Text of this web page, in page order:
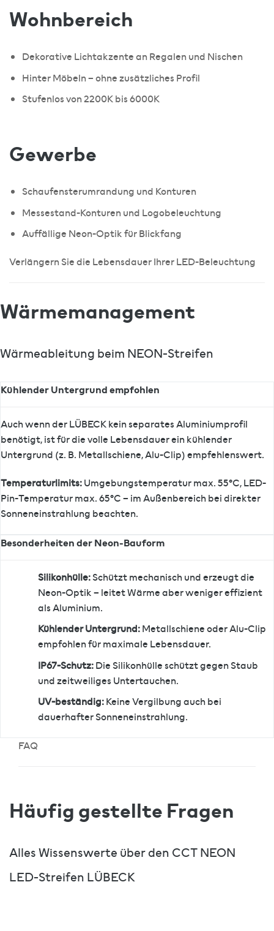
Wohnbereich
Dekorative Lichtakzente an Regalen und Nischen
Hinter Möbeln – ohne zusätzliches Profil
Stufenlos von 2200K bis 6000K
Gewerbe
Schaufensterumrandung und Konturen
Messestand-Konturen und Logobeleuchtung
Auffällige Neon-Optik für Blickfang
Verlängern Sie die Lebensdauer Ihrer LED-Beleuchtung
Wärmemanagement
Wärmeableitung beim NEON-Streifen
Kühlender Untergrund empfohlen
Auch wenn der LÜBECK kein separates Aluminiumprofil
benötigt, ist für die volle Lebensdauer ein kühlender
Untergrund (z. B. Metallschiene, Alu-Clip) empfehlenswert.
Temperaturlimits:Umgebungstemperatur max. 55°C, LED-
Pin-Temperatur max. 65°C – im Außenbereich bei direkter
Sonneneinstrahlung beachten.
Besonderheiten der Neon-Bauform
Silikonhülle:Schützt mechanisch und erzeugt die
Neon-Optik – leitet Wärme aber weniger effizient
als Aluminium.
Kühlender Untergrund:Metallschiene oder Alu-Clip
empfohlen für maximale Lebensdauer.
IP67-Schutz:Die Silikonhülle schützt gegen Staub
und zeitweiliges Untertauchen.
UV-beständig:Keine Vergilbung auch bei
dauerhafter Sonneneinstrahlung.
FAQ
Häufig gestellte Fragen
Alles Wissenswerte über den CCT NEON
LED-Streifen LÜBECK